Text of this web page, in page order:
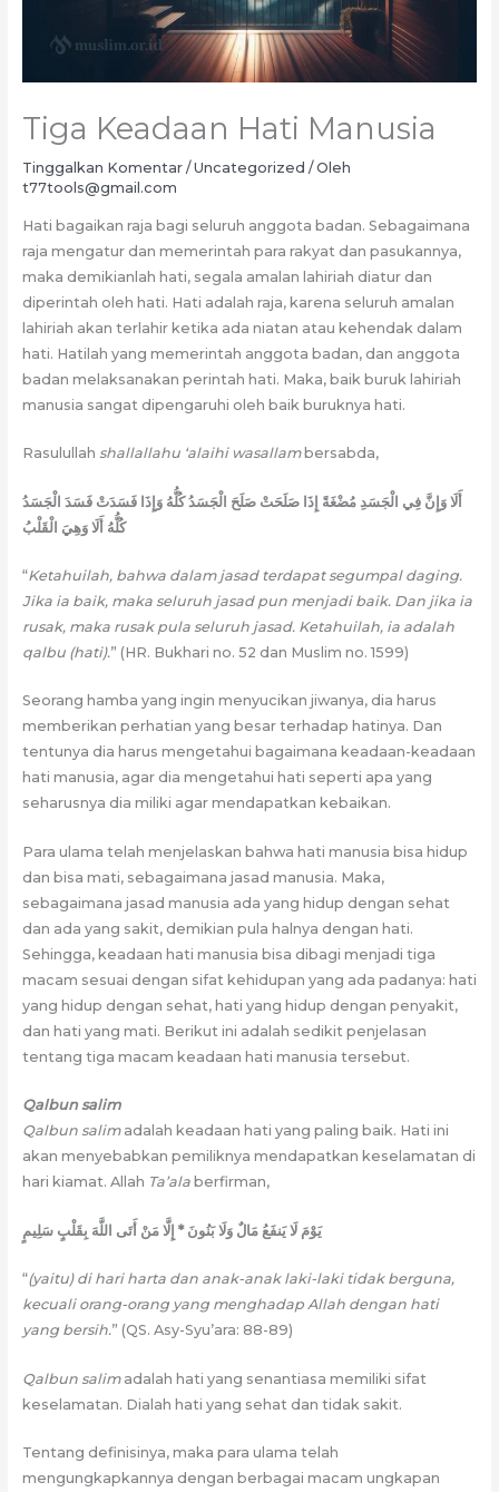
Tiga Keadaan Hati Manusia
Tinggalkan Komentar /Uncategorized / Oleh
t77tools@gmail.com
Hati bagaikan raja bagi seluruh anggota badan. Sebagaimana
raja mengatur dan memerintah para rakyat dan pasukannya,
maka demikianlah hati, segala amalan lahiriah diatur dan
diperintah oleh hati. Hati adalah raja, karena seluruh amalan
lahiriah akan terlahir ketika ada niatan atau kehendak dalam
hati. Hatilah yang memerintah anggota badan, dan anggota
badan melaksanakan perintah hati. Maka, baik buruk lahiriah
manusia sangat dipengaruhi oleh baik buruknya hati.
Rasulullah shallallahu ‘alaihi wasallambersabda,
أَلَا وَإِنَّ فِي الْجَسَدِ مُضْغَةً إِذَا صَلَحَتْ صَلَحَ الْجَسَدُ كُلُّهُ وَإِذَا فَسَدَتْ فَسَدَ الْجَسَدُ
كُلُّهُ أَلَا وَهِيَ الْقَلْبُ
“Ketahuilah, bahwa dalam jasad terdapat segumpal daging.
Jika ia baik, maka seluruh jasad pun menjadi baik. Dan jika ia
rusak, maka rusak pula seluruh jasad. Ketahuilah, ia adalah
qalbu (hati).” (HR. Bukhari no. 52 dan Muslim no. 1599)
Seorang hamba yang ingin menyucikan jiwanya, dia harus
memberikan perhatian yang besar terhadap hatinya. Dan
tentunya dia harus mengetahui bagaimana keadaan-keadaan
hati manusia, agar dia mengetahui hati seperti apa yang
seharusnya dia miliki agar mendapatkan kebaikan.
Para ulama telah menjelaskan bahwa hati manusia bisa hidup
dan bisa mati, sebagaimana jasad manusia. Maka,
sebagaimana jasad manusia ada yang hidup dengan sehat
dan ada yang sakit, demikian pula halnya dengan hati.
Sehingga, keadaan hati manusia bisa dibagi menjadi tiga
macam sesuai dengan sifat kehidupan yang ada padanya: hati
yang hidup dengan sehat, hati yang hidup dengan penyakit,
dan hati yang mati. Berikut ini adalah sedikit penjelasan
tentang tiga macam keadaan hati manusia tersebut.
Qalbun salim
Qalbun salimadalah keadaan hati yang paling baik. Hati ini
akan menyebabkan pemiliknya mendapatkan keselamatan di
hari kiamat. Allah Ta’alaberfirman,
يَوْمَ لَا يَنفَعُ مَالٌ وَلَا بَنُونَ * إِلَّا مَنْ أَتَى اللَّهَ بِقَلْبٍ سَلِيمٍ
“(yaitu) di hari harta dan anak-anak laki-laki tidak berguna,
kecuali orang-orang yang menghadap Allah dengan hati
yang bersih.” (QS. Asy-Syu’ara: 88-89)
Qalbun salimadalah hati yang senantiasa memiliki sifat
keselamatan. Dialah hati yang sehat dan tidak sakit.
Tentang definisinya, maka para ulama telah
mengungkapkannya dengan berbagai macam ungkapan